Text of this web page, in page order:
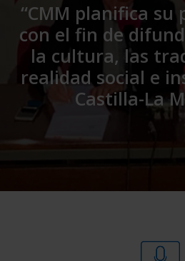
“CMM planifica su
con el fin de
la cultura, las
realidad social e
Castilla-La